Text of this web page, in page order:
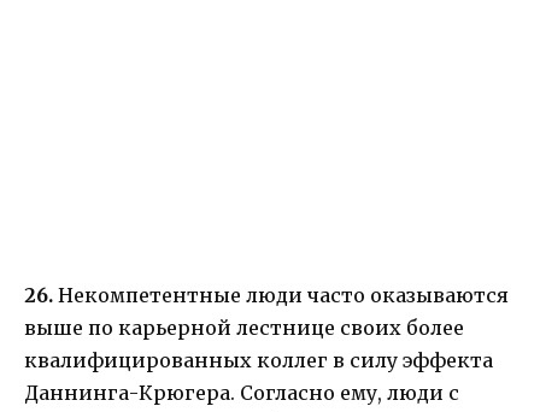
26. Некомпетентные люди часто оказываются
выше по карьерной лестнице своих более
квалифицированных коллег в силу эффекта
Даннинга-Крюгера. Согласно ему, люди с